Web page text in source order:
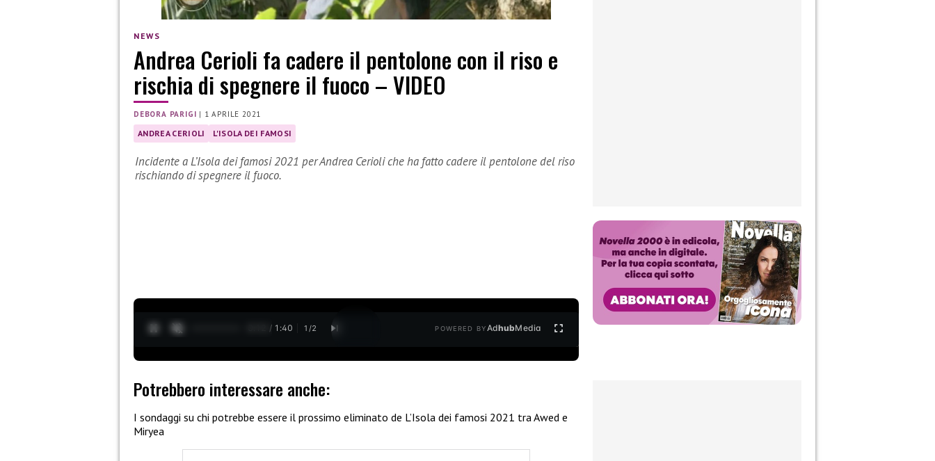
NEWS
Andrea Cerioli fa cadere il pentolone con il riso e
rischia di spegnere il fuoco – VIDEO
DEBORA PARIGI | 1 APRILE 2021
ANDREA CERIOLI L'ISOLA DEI FAMOSI
Incidente a L’Isola dei famosi 2021 per Andrea Cerioli che ha fatto cadere il pentolone del riso
rischiando di spegnere il fuoco.
0:13 / 1:40 1 /2 POWERED BYAdhubMedia
Potrebbero interessare anche:
I sondaggi su chi potrebbe essere il prossimo eliminato de L’Isola dei famosi 2021 tra Awed e
Miryea